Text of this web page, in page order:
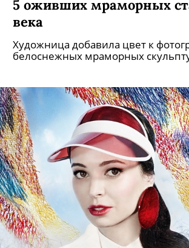
5 оживших мраморных
века
Художница добавила цвет к
белоснежных мраморных